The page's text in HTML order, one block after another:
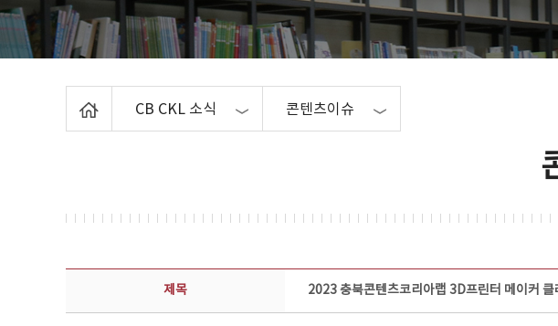
CB CKL 소식 콘텐츠이슈
콘텐츠이슈 상세보기 - 제목, 담당부서, 담당자, 담당연락처, 내용, 첨부파일 정보 제공
제목 2023 충북콘텐츠코리아랩 3D프린터 메이커